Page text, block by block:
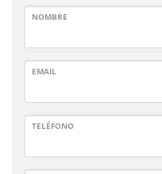
NOMBRE
EMAIL
TELÉFONO